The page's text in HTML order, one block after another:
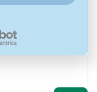
4 kol, kolečka z pěny